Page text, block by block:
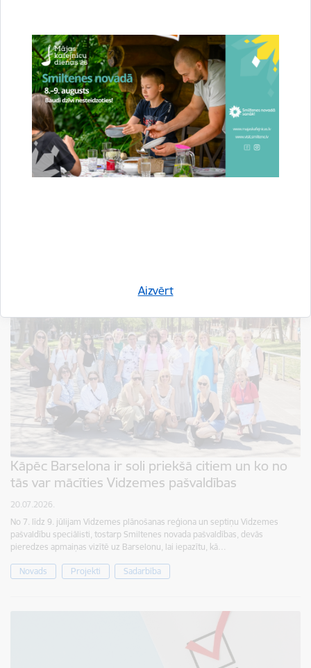
Aizvērt
Mājražotāji un amatnieki aicināti aktualizēt
informāciju Smiltenes novada datubāzē
Kāpēc Barselona ir soli priekšā citiem un ko no
tās var mācīties Vidzemes pašvaldības
20.07.2026.
No 7. līdz 9. jūlijam Vidzemes plānošanas reģiona un septiņu Vidzemes
pašvaldību speciālisti, tostarp Smiltenes novada pašvaldības, devās
pieredzes apmaiņas vizītē uz Barselonu, lai iepazītu, kā…
Novads Projekti Sadarbība